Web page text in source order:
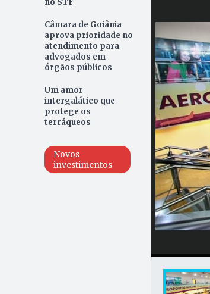
no STF
Câmara de Goiânia
aprova prioridade no
atendimento para
advogados em
órgãos públicos
Um amor
intergalático que
protege os
terráqueos
Novos
investimentos